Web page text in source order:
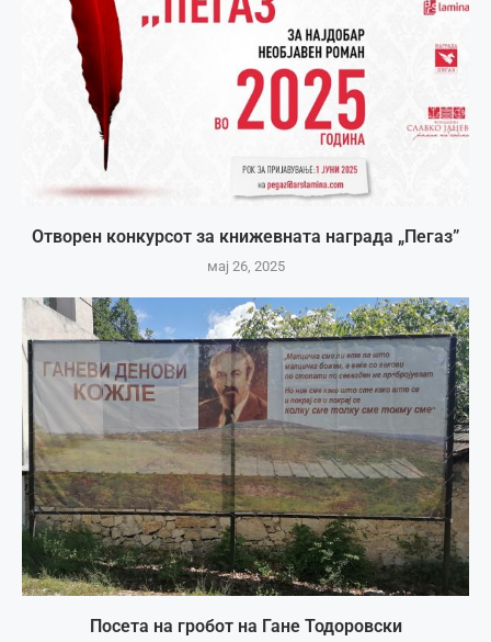
Отворен конкурсот за книжевната награда „Пегаз”
мај 26, 2025
Посета на гробот на Гане Тодоровски